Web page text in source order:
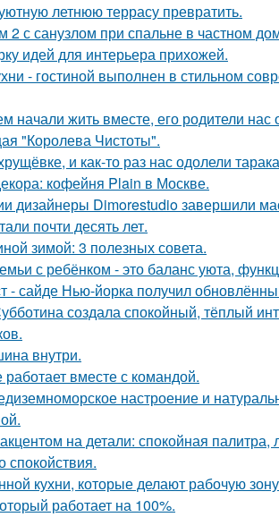
летнюю террасу превратить.
2 с санузлом при спальне в частном
идей для интерьера прихожей.
- гостиной выполнен в стильном
начали жить вместе, его родители нас
"Королева Чистоты".
и как-то раз нас одолели
кофейня Plain в Москве.
дизайнеры Dimorestudio завершили
почти десять лет.
зимой: 3 полезных совета.
с ребёнком - это баланс уюта,
- сайде Нью-йорка получил
создала спокойный, тёплый
внутри.
вместе с командой.
настроение и
на детали: спокойная
спокойствия.
кухни, которые делают рабочую
работает на 100%.